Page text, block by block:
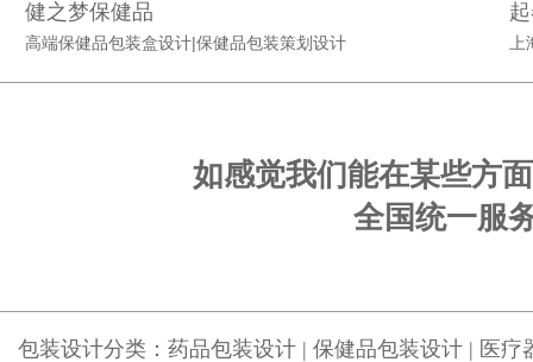
健之梦保健品
高端保健品包装盒设计|保健品包装策划设计
如感觉我们能在某些方
全国统一服
包装设计分类： 药品包装设计 | 保健品包装设计 | 医疗